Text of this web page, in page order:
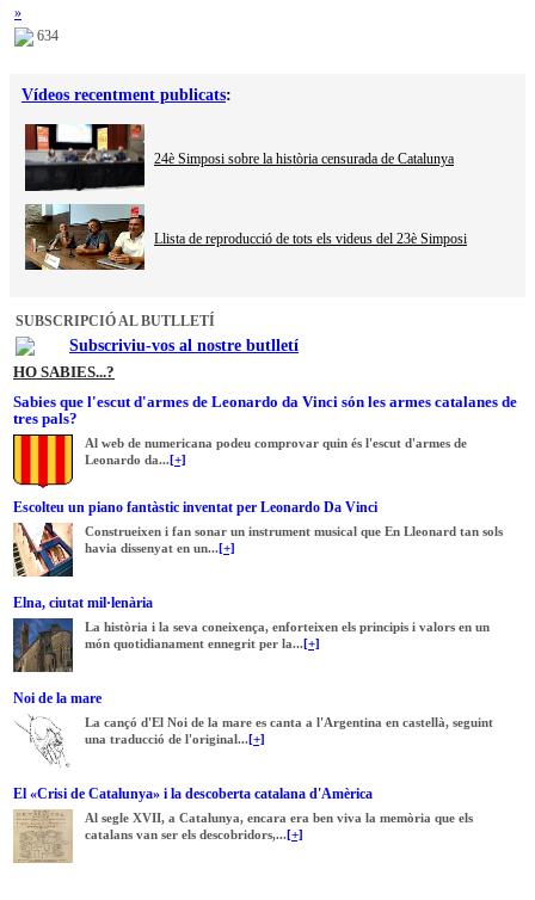
»
634
Vídeos recentment publicats:
24è Simposi sobre la història censurada de Catalunya
Llista de reproducció de tots els videus del 23è Simposi
SUBSCRIPCIÓ AL BUTLLETÍ
Subscriviu-vos al nostre butlletí
HO SABIES...?
Sabies que l'escut d'armes de Leonardo da Vinci són les armes catalanes de
tres pals?
Al web de numericana podeu comprovar quin és l'escut d'armes de
Leonardo da...[+]
Escolteu un piano fantàstic inventat per Leonardo Da Vinci
Construeixen i fan sonar un instrument musical que En Lleonard tan sols
havia dissenyat en un...[+]
Elna, ciutat mil·lenària
La història i la seva coneixença, enforteixen els principis i valors en un
món quotidianament ennegrit per la...[+]
Noi de la mare
La cançó d'El Noi de la mare es canta a l'Argentina en castellà, seguint
una traducció de l'original...[+]
El «Crisi de Catalunya» i la descoberta catalana d'Amèrica
Al segle XVII, a Catalunya, encara era ben viva la memòria que els
catalans van ser els descobridors,...[+]